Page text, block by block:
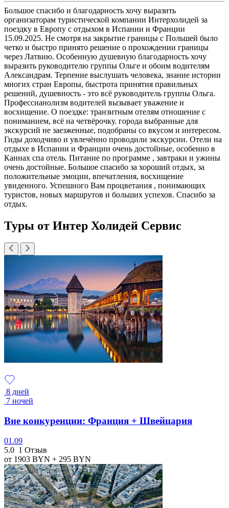
Большое спасибо и благодарность хочу выразить
организаторам туристической компании Интерхолидей за
поездку в Европу с отдыхом в Испании и Франции
15.09.2025. Не смотря на закрытие границы с Польшей было
четко и быстро принято решение о прохождении границы
через Латвию. Особенную душевную благодарность хочу
выразить руководителю группы Ольге и обоим водителям
Александрам. Терпение выслушать человека, знание истории
многих стран Европы, быстрота принятия правильных
решений, душевность - это всё руководитель группы Ольга.
Профессианолизм водителей вызывает уважение и
восхищение. О поездке: транзитным отелям отношение с
пониманием, всё на четвёрочку. города выбранные для
экскурсий не заезженные, подобраны со вкусом и интересом.
Гиды доходчиво и увлечённо проводили экскурсии. Отели на
отдыхе в Испании и Франции очень достойные, особенно в
Каннах спа отель. Питание по программе , завтраки и ужины
очень достойные. Большое спасибо за хороший отдых, за
положительные эмоции, впечатления, восхищение
увиденного. Успешного Вам процветания , понимающих
туристов, новых маршрутов и больших успехов. Спасибо за
отдых.
Туры от Интер Холидей Сервис
8 дней
7 ночей
Вне конкуренции: Франция + Швейцария
01.09
5.0 1 Отзыв
от 1903 BYN + 295 BYN